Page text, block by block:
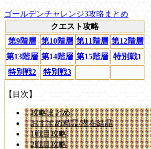
ゴールデンチャレンジ3攻略まとめ
クエスト攻略
第9階層 第10階層 第11階層 第12階層
第13階層 第14階層 第15階層 特別戦1
特別戦2
特別戦3
【目次】
攻略まとめ
おすすめ精霊/潜在結晶
1戦目攻略
2戦目攻略